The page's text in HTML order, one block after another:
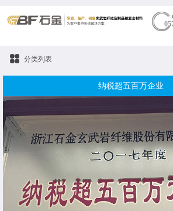
分类列表
纳税超五百万企业